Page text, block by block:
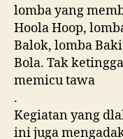
lomba yang
Hoola Hoop,
Balok, lomba
Bola. Tak
memicu tawa
.
Kegiatan yang
ini juga